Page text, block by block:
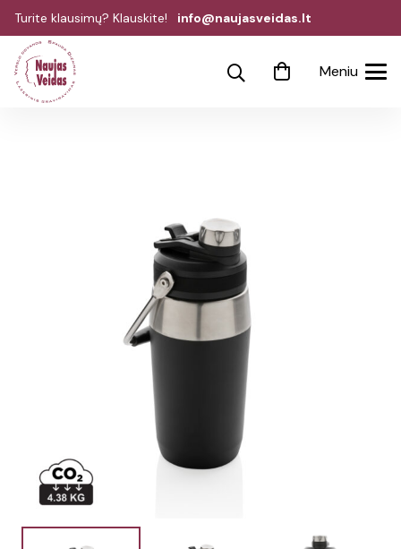
Turite klausimų? Klauskite! info@naujasveidas.lt
Meniu